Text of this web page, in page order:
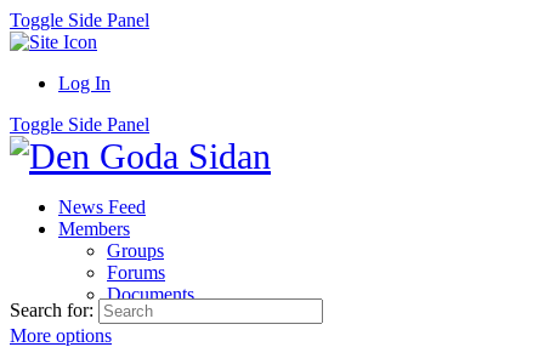
Toggle Side Panel
Log In
Toggle Side Panel
News Feed
Members
Groups
Forums
Documents
More options
Search for: